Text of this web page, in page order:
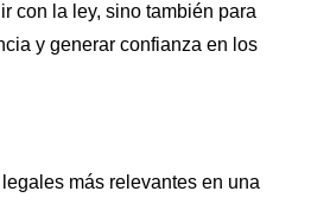
con la ley, sino también para
y generar confianza en los
más relevantes en una